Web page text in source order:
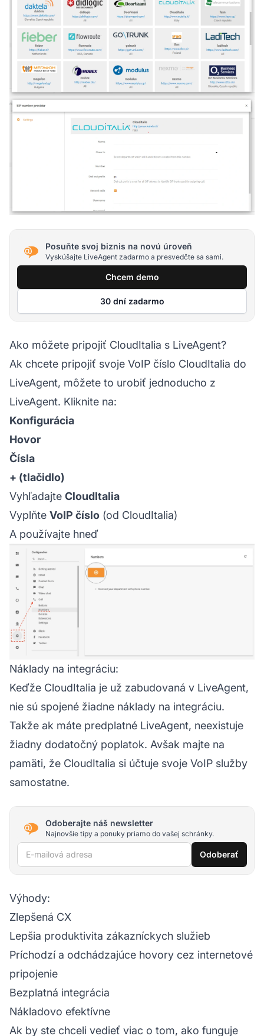
Posuňte svoj biznis na novú úroveň
Vyskúšajte LiveAgent zadarmo a presvedčte sa sami.
Chcem demo
30 dní zadarmo
Ako môžete pripojiť CloudItalia s LiveAgent?
Ak chcete pripojiť svoje VoIP číslo CloudItalia do
LiveAgent, môžete to urobiť jednoducho z
LiveAgent. Kliknite na:
Konfigurácia
Hovor
Čísla
+ (tlačidlo)
Vyhľadajte CloudItalia
Vyplňte VoIP číslo (od CloudItalia)
A používajte hneď
Náklady na integráciu:
Keďže CloudItalia je už zabudovaná v LiveAgent,
nie sú spojené žiadne náklady na integráciu.
Takže ak máte predplatné LiveAgent, neexistuje
žiadny dodatočný poplatok. Avšak majte na
pamäti, že CloudItalia si účtuje svoje VoIP služby
samostatne.
Odoberajte náš newsletter
Najnovšie tipy a ponuky priamo do vašej schránky.
E-mailová adresa Odoberať
Výhody:
Zlepšená CX
Lepšia produktivita zákazníckych služieb
Príchodzí a odchádzajúce hovory cez internetové
pripojenie
Bezplatná integrácia
Nákladovo efektívne
Ak by ste chceli vedieť viac o tom, ako funguje